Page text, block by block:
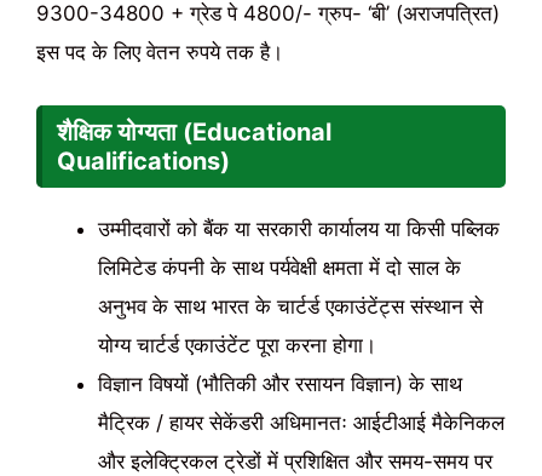
9300-34800 + ग्रेड पे 4800/- ग्रुप- ‘बी’ (अराजपत्रित)
इस पद के लिए वेतन रुपये तक है।
शैक्षिक योग्यता (Educational
Qualifications)
उम्मीदवारों को बैंक या सरकारी कार्यालय या किसी पब्लिक
लिमिटेड कंपनी के साथ पर्यवेक्षी क्षमता में दो साल के
अनुभव के साथ भारत के चार्टर्ड एकाउंटेंट्स संस्थान से
योग्य चार्टर्ड एकाउंटेंट पूरा करना होगा।
विज्ञान विषयों (भौतिकी और रसायन विज्ञान) के साथ
मैट्रिक / हायर सेकेंडरी अधिमानतः आईटीआई मैकेनिकल
और इलेक्ट्रिकल ट्रेडों में प्रशिक्षित और समय-समय पर